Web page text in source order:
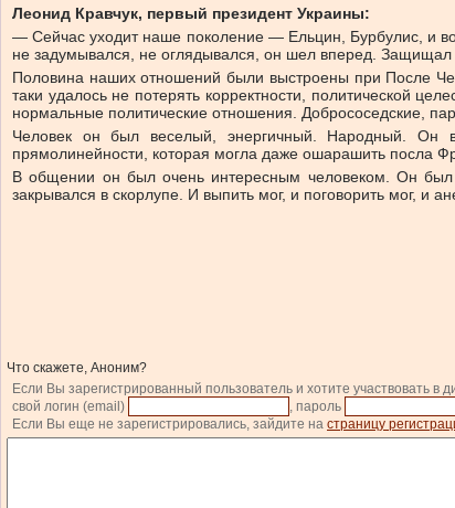
Леонид Кравчук, первый президент Украины:
— Сейчас уходит наше поколение — Ельцин, Бурбулис, и
не задумывался, не оглядывался, он шел вперед.
Половина наших отношений были выстроены при После
таки удалось не потерять корректности, политической
нормальные политические отношения. Добрососедские,
Человек он был веселый, энергичный. Народный. Он
прямолинейности, которая могла даже ошарашить посла
В общении он был очень интересным человеком. Он
закрывался в скорлупе. И выпить мог, и поговорить мог, и
Что скажете, Аноним?
Если Вы зарегистрированный пользователь и хотите участвовать в
свой логин (email)
, пароль
Если Вы еще не зарегистрировались, зайдите на страницу